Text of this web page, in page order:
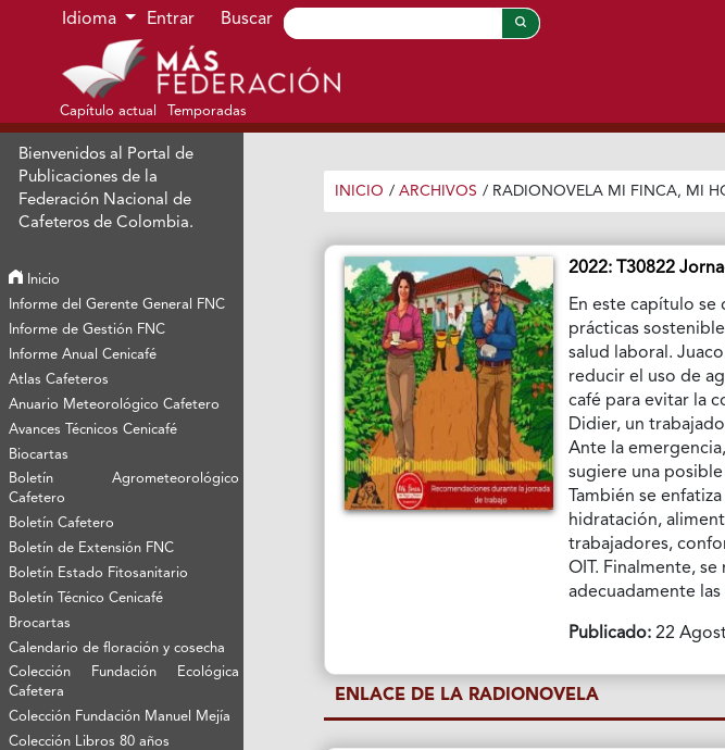
Ir al menú de navegación principal
Ir al contenido principal
Ir al pie de página del sitio
Idioma Entrar Buscar
Capítulo actual Temporadas
Bienvenidos al Portal de
Publicaciones de la
Federación Nacional de
Cafeteros de Colombia.
Inicio
Informe del Gerente General FNC
Informe de Gestión FNC
Informe Anual Cenicafé
Atlas Cafeteros
Anuario Meteorológico Cafetero
Avances Técnicos Cenicafé
Biocartas
Boletín Agrometeorológico
Cafetero
Boletín Cafetero
Boletín de Extensión FNC
Boletín Estado Fitosanitario
Boletín Técnico Cenicafé
Brocartas
Calendario de floración y cosecha
Colección Fundación Ecológica
Cafetera
Colección Fundación Manuel Mejía
Colección Libros 80 años
INICIO / ARCHIVOS / RADIONOVELA MI FINCA, MI
2022: T30822
En este capítulo
prácticas
salud laboral.
reducir el uso de
café para evitar la
Didier, un
Ante la
sugiere una
También se
hidratación,
trabajadores,
OIT. Finalmente,
adecuadamente
Publicado: 22
ENLACE DE LA RADIONOVELA